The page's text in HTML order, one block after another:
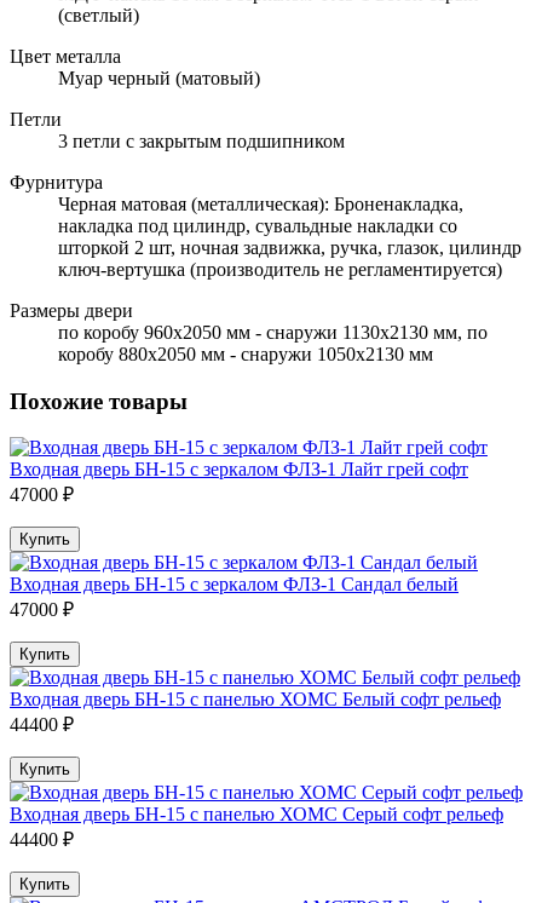
(светлый)
Цвет металла
Муар черный (матовый)
Петли
3 петли с закрытым подшипником
Фурнитура
Черная матовая (металлическая): Броненакладка,
накладка под цилиндр, сувальдные накладки со
шторкой 2 шт, ночная задвижка, ручка, глазок, цилиндр
ключ-вертушка (производитель не регламентируется)
Размеры двери
по коробу 960х2050 мм - снаружи 1130х2130 мм, по
коробу 880х2050 мм - снаружи 1050х2130 мм
Похожие товары
Входная дверь БН-15 с зеркалом ФЛЗ-1 Лайт грей софт
47000 ₽
Купить
Входная дверь БН-15 с зеркалом ФЛЗ-1 Сандал белый
47000 ₽
Купить
Входная дверь БН-15 с панелью ХОМС Белый софт рельеф
44400 ₽
Купить
Входная дверь БН-15 с панелью ХОМС Серый софт рельеф
44400 ₽
Купить